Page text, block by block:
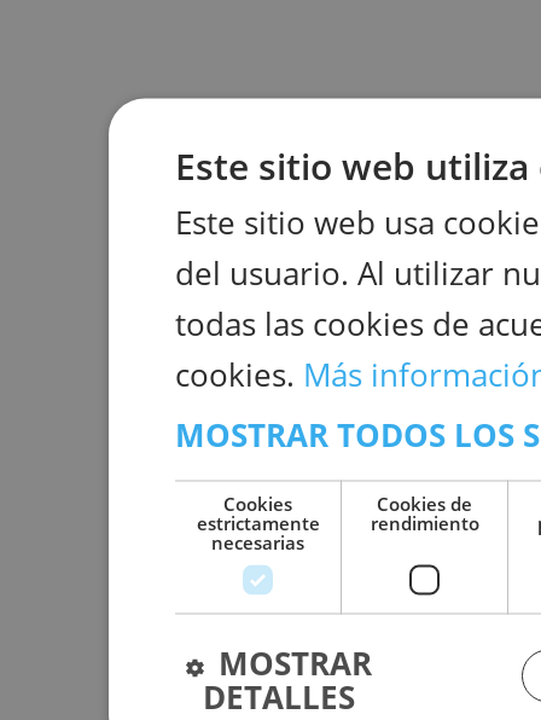
Este sitio web utiliza
Este sitio web usa
del usuario. Al utilizar
todas las cookies de
cookies. Más
MOSTRAR TODOS LOS
Cookies
estrictamente
necesarias
Cookies de
rendimiento
MOSTRAR
DETALLES